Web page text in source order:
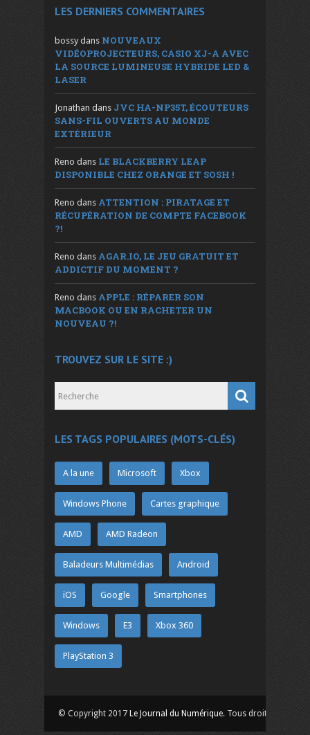
LES DERNIERS COMMENTAIRES
bossy dans NOUVEAUX
VIDÉOPROJECTEURS, CASIO XJ-A AVEC
LA SOURCE LUMINEUSE HYBRIDE LED &
LASER
Jonathan dans JVC HA-NP35T, ÉCOUTEURS
SANS-FIL OUVERTS AU MONDE
EXTÉRIEUR
Reno dans LE BLACKBERRY LEAP
DISPONIBLE CHEZ ORANGE ET SOSH !
Reno dans ATTENTION : PIRATAGE ET
RÉCUPÉRATION DE COMPTE FACEBOOK
?!
Reno dans AGAR.IO, LE JEU GRATUIT ET
ADDICTIF DU MOMENT ?
Reno dans APPLE : RÉPARER SON
MACBOOK OU EN RACHETER UN
NOUVEAU ?!
TROUVEZ SUR LE SITE :)
LES TAGS POPULAIRES (MOTS-CLÉS)
A la une Microsoft Xbox
Windows Phone Cartes graphique
AMD AMD Radeon
Baladeurs Multimédias Android
iOS Google Smartphones
Windows E3 Xbox 360
PlayStation 3
© Copyright 2017 Le Journal du Numérique. Tous droits réservés.